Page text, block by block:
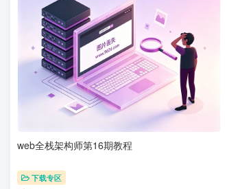
web全栈架构师第16期教程
下载专区